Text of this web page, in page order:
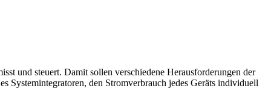
und steuert. Damit sollen verschiedene Herausforderungen der
Systemintegratoren, den Stromverbrauch jedes Geräts individuell